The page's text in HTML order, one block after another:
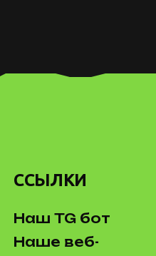
ССЫЛКИ
Наш TG бот
Наше веб-